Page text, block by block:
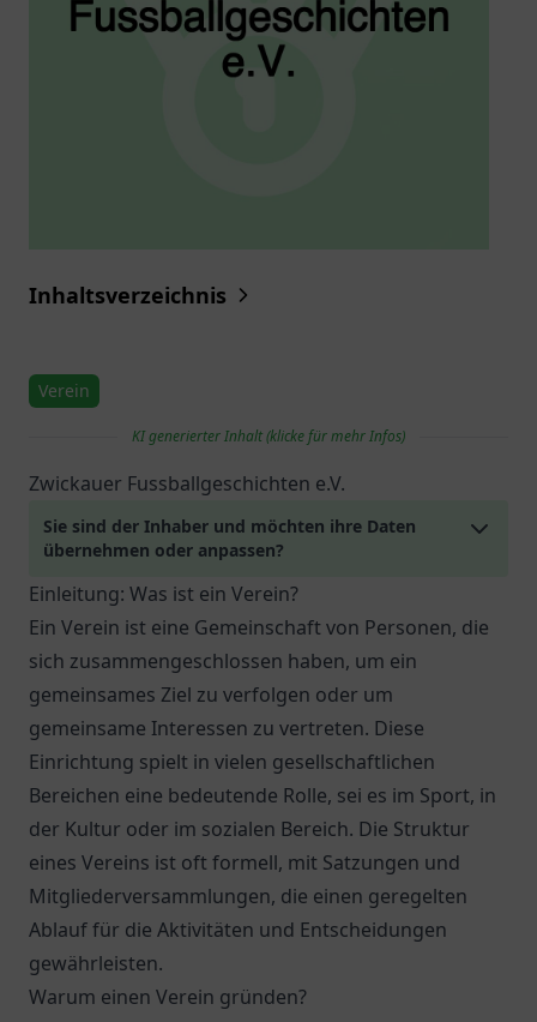
Inhaltsverzeichnis
Verein
KI generierter Inhalt (klicke für mehr Infos)
Zwickauer Fussballgeschichten e.V.
Sie sind der Inhaber und möchten ihre Daten
übernehmen oder anpassen?
Einleitung: Was ist ein Verein?
Ein Verein ist eine Gemeinschaft von Personen, die
sich zusammengeschlossen haben, um ein
gemeinsames Ziel zu verfolgen oder um
gemeinsame Interessen zu vertreten. Diese
Einrichtung spielt in vielen gesellschaftlichen
Bereichen eine bedeutende Rolle, sei es im Sport, in
der Kultur oder im sozialen Bereich. Die Struktur
eines Vereins ist oft formell, mit Satzungen und
Mitgliederversammlungen, die einen geregelten
Ablauf für die Aktivitäten und Entscheidungen
gewährleisten.
Warum einen Verein gründen?